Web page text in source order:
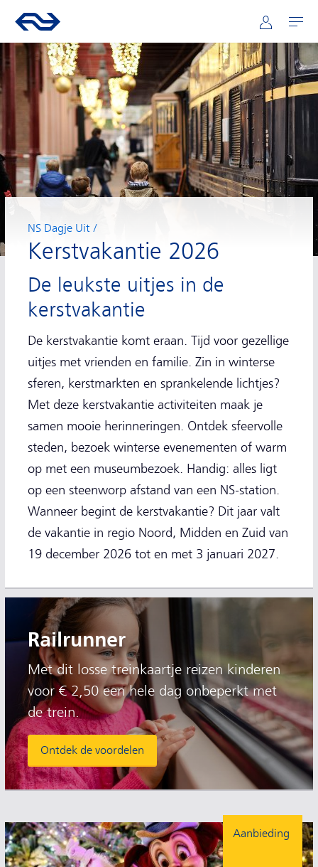
Hoofdnavigatie
Ga naar de homepage van ns.nl Mijn NS
Openen
NS Dagje Uit
Kerstvakantie 2026
De leukste uitjes in de
kerstvakantie
De kerstvakantie komt eraan. Tijd voor gezellige
uitjes met vrienden en familie. Zin in winterse
sferen, kerstmarkten en sprankelende lichtjes?
Met deze kerstvakantie activiteiten maak je
samen mooie herinneringen. Ontdek sfeervolle
steden, bezoek winterse evenementen of warm
op met een museumbezoek. Handig: alles ligt
op een steenworp afstand van een NS-station.
Wanneer begint de kerstvakantie? Dit jaar valt
de vakantie in regio Noord, Midden en Zuid van
19 december 2026 tot en met 3 januari 2027.
Railrunner
Met dit losse treinkaartje reizen kinderen
voor € 2,50 een hele dag onbeperkt met
de trein.
Ontdek de voordelen
Aanbieding